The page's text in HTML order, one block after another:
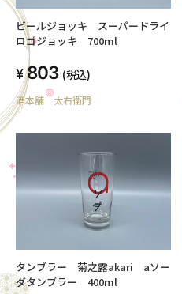
ビールジョッキ スーパードライ
ロゴジョッキ 700ml
803 (税込)
酒本舗 太右衛門
タンブラー 菊之露akari aソー
ダタンブラー 400ml